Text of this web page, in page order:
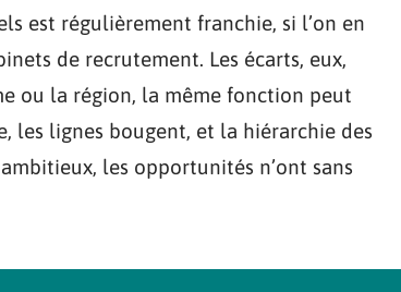
est régulièrement franchie, si l’on en
de recrutement. Les écarts, eux,
ou la région, la même fonction peut
les lignes bougent, et la hiérarchie des
les opportunités n’ont sans